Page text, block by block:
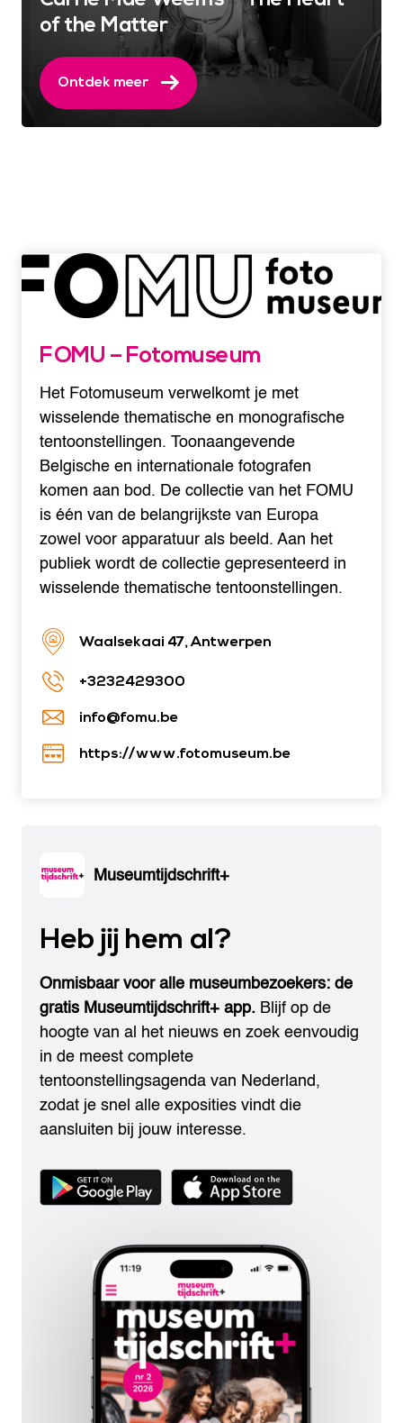
of the Matter
Ontdek meer
FOMU – Fotomuseum
Het Fotomuseum verwelkomt je met
wisselende thematische en monografische
tentoonstellingen. Toonaangevende
Belgische en internationale fotografen
komen aan bod. De collectie van het FOMU
is één van de belangrijkste van Europa
zowel voor apparatuur als beeld. Aan het
publiek wordt de collectie gepresenteerd in
wisselende thematische tentoonstellingen.
Waalsekaai 47, Antwerpen
+3232429300
info@fomu.be
https://www.fotomuseum.be
Museumtijdschrift+
Heb jij hem al?
Onmisbaar voor alle museumbezoekers: de
gratis Museumtijdschrift+ app. Blijf op de
hoogte van al het nieuws en zoek eenvoudig
in de meest complete
tentoonstellingsagenda van Nederland,
zodat je snel alle exposities vindt die
aansluiten bij jouw interesse.